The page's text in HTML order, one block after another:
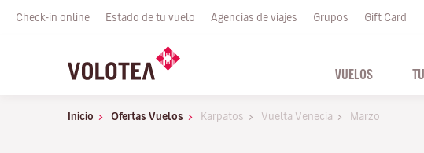
Check-in online Estado de tu vuelo Agencias de viajes Grupos Gift Card
VUELOS
Inicio Ofertas Vuelos Karpatos Vuelta Venecia Marzo